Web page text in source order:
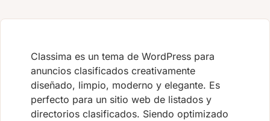
Classima es un tema de WordPress para
anuncios clasificados creativamente
diseñado, limpio, moderno y elegante. Es
perfecto para un sitio web de listados y
directorios clasificados. Siendo optimizado